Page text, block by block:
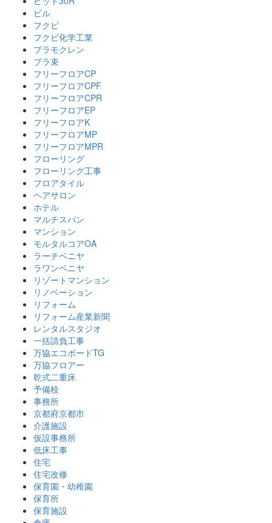
ビル
フクビ
フクビ化学工業
プラモクレン
プラ束
フリーフロアCP
フリーフロアCPF
フリーフロアCPR
フリーフロアEP
フリーフロアK
フリーフロアMP
フリーフロアMPR
フローリング
フローリング工事
フロアタイル
ヘアサロン
ホテル
マルチスパン
マンション
モルタルコアOA
ラーチベニヤ
ラワンベニヤ
リゾートマンション
リノベーション
リフォーム
リフォーム産業新聞
レンタルスタジオ
一括請負工事
万協エコボードTG
万協フロアー
乾式二重床
予備校
事務所
京都府京都市
介護施設
仮設事務所
低床工事
住宅
住宅改修
保育園・幼稚園
保育所
保育施設